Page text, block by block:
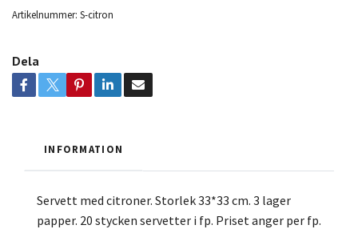
Artikelnummer: S-citron
Dela
INFORMATION
Servett med citroner. Storlek 33*33 cm. 3 lager
papper. 20 stycken servetter i fp. Priset anger per fp.